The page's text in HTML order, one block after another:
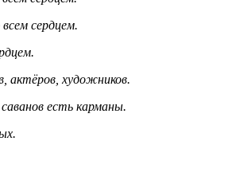
сердцем.
актёров, художников.
есть карманы.